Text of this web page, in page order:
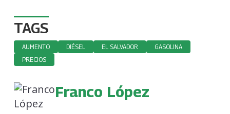
TAGS
AUMENTO DIÉSEL EL SALVADOR
GASOLINA
PRECIOS
Franco López